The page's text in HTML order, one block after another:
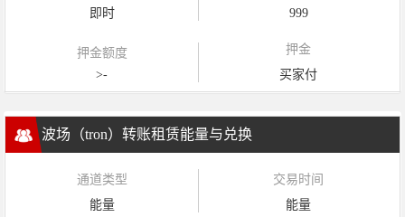
即时
999
押金额度
>-
押金
买家付
波场（tron）转账租赁能量与兑换
通道类型
能量
交易时间
能量